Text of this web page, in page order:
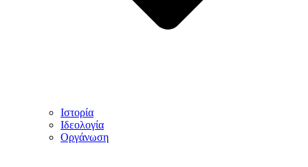
Ιστορία
Ιδεολογία
Οργάνωση